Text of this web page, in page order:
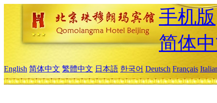
手机版
简体
English 简体中文 繁體中文 日本語 한국어 Deutsch Français